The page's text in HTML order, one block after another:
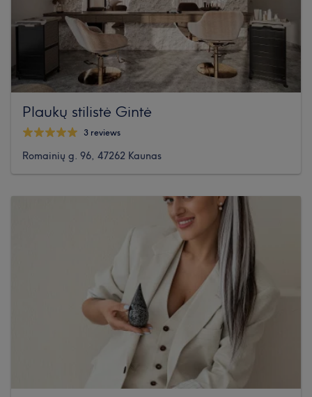
Plaukų stilistė Gintė
3 reviews
Romainių g. 96, 47262 Kaunas